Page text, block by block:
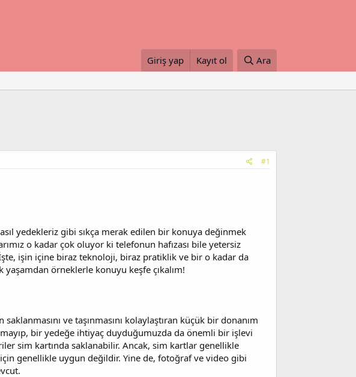
Giriş yap Kayıt ol Ara
#1
yedekleriz gibi sıkça merak edilen bir konuya değinmek
o kadar çok oluyor ki telefonun hafızası bile yetersiz
işin içine biraz teknoloji, biraz pratiklik ve bir o kadar da
örneklerle konuyu keşfe çıkalım!
ve taşınmasını kolaylaştıran küçük bir donanım
bir yedeğe ihtiyaç duyduğumuzda da önemli bir işlevi
sim kartında saklanabilir. Ancak, sim kartlar genellikle
genellikle uygun değildir. Yine de, fotoğraf ve video gibi